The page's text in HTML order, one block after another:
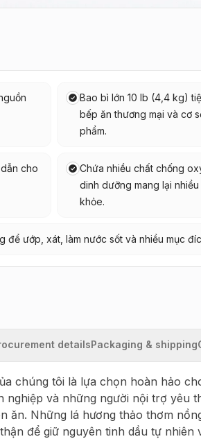
Bao bì lớn 10 lb (4,4 kg)
bếp ăn thương mại và cơ
phẩm.
cho
Chứa nhiều chất chống
dinh dưỡng mang lại
khỏe.
để ướp, xát, làm nước sốt và nhiều mục
detailsPackaging & shipping
chúng tôi là lựa chọn hoàn hảo
nghiệp và những người nội trợ yêu
ăn. Những lá hương thảo thơm
để giữ nguyên tinh dầu tự nhiên